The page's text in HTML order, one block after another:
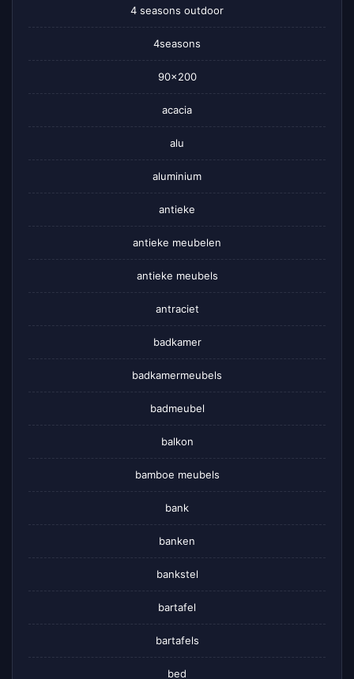
4 seasons outdoor
4seasons
90×200
acacia
alu
aluminium
antieke
antieke meubelen
antieke meubels
antraciet
badkamer
badkamermeubels
badmeubel
balkon
bamboe meubels
bank
banken
bankstel
bartafel
bartafels
bed